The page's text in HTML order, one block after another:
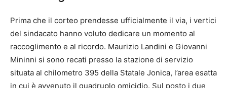
Prima che il corteo prendesse ufficialmente il via, i vertici
del sindacato hanno voluto dedicare un momento al
raccoglimento e al ricordo. Maurizio Landini e Giovanni
Mininni si sono recati presso la stazione di servizio
situata al chilometro 395 della Statale Jonica, l’area esatta
in cui è avvenuto il quadruplo omicidio. Sul posto i due